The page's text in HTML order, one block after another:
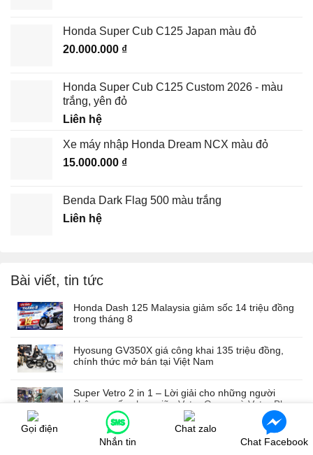
Honda Super Cub C125 Japan màu đỏ
20.000.000 ₫
Honda Super Cub C125 Custom 2026 - màu
trắng, yên đỏ
Liên hệ
Xe máy nhập Honda Dream NCX màu đỏ
15.000.000 ₫
Benda Dark Flag 500 màu trắng
Liên hệ
Bài viết, tin tức
Honda Dash 125 Malaysia giảm sốc 14 triệu đồng
trong tháng 8
Hyosung GV350X giá công khai 135 triệu đồng,
chính thức mở bán tại Việt Nam
Super Vetro 2 in 1 – Lời giải cho những người
không muốn chọn giữa Vetro Green và Vetro Blue
Không chỉ bán xe, Moto Đồng Tháp mang đến trải
nghiệm mua xe máy nhập khẩu khác biệt như thế
Gọi điện
Nhắn tin
Chat zalo
Chat Facebook